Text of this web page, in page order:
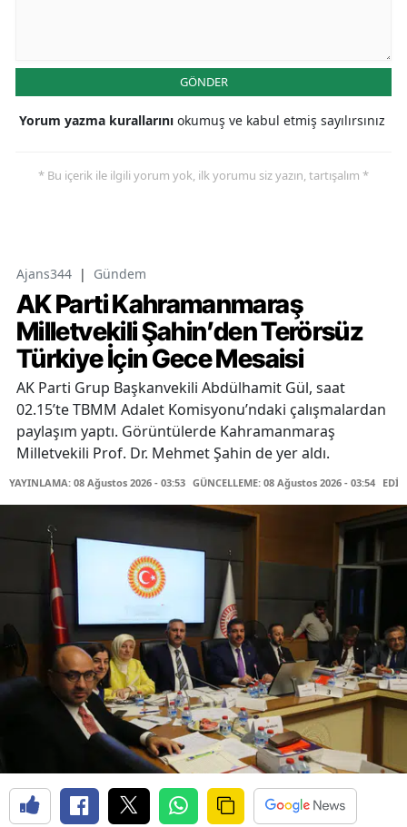
GÖNDER
Yorum yazma kurallarını okumuş ve kabul etmiş sayılırsınız
* Bu içerik ile ilgili yorum yok, ilk yorumu siz yazın, tartışalım *
Ajans344 | Gündem
AK Parti Kahramanmaraş
Milletvekili Şahin’den Terörsüz
Türkiye İçin Gece Mesaisi
AK Parti Grup Başkanvekili Abdülhamit Gül, saat
02.15’te TBMM Adalet Komisyonu’ndaki çalışmalardan
paylaşım yaptı. Görüntülerde Kahramanmaraş
Milletvekili Prof. Dr. Mehmet Şahin de yer aldı.
YAYINLAMA: 08 Ağustos 2026 - 03:53 GÜNCELLEME: 08 Ağustos 2026 - 03:54